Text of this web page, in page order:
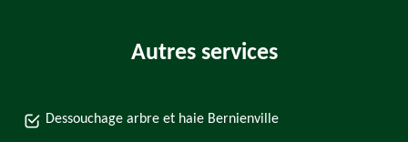
Autres services
Dessouchage arbre et haie Bernienville